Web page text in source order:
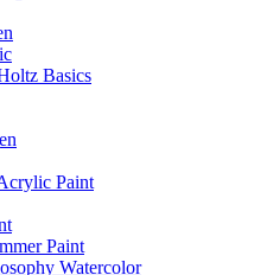
Basics
Paint
Paint
Watercolor